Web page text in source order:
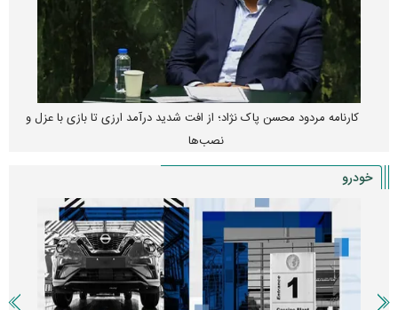
کارنامه مردود محسن پاک‌ نژاد؛ از افت شدید درآمد ارزی تا بازی با عزل و
نصب‌ها
خودرو